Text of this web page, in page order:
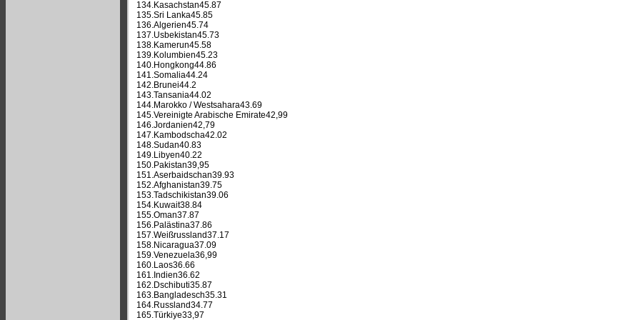
134.Kasachstan45.87
135.Sri Lanka45.85
136.Algerien45.74
137.Usbekistan45.73
138.Kamerun45.58
139.Kolumbien45.23
140.Hongkong44.86
141.Somalia44.24
142.Brunei44.2
143.Tansania44.02
144.Marokko / Westsahara43.69
145.Vereinigte Arabische Emirate42,99
146.Jordanien42,79
147.Kambodscha42.02
148.Sudan40.83
149.Libyen40.22
150.Pakistan39,95
151.Aserbaidschan39.93
152.Afghanistan39.75
153.Tadschikistan39.06
154.Kuwait38.84
155.Oman37.87
156.Palästina37.86
157.Weißrussland37.17
158.Nicaragua37.09
159.Venezuela36,99
160.Laos36.66
161.Indien36.62
162.Dschibuti35.87
163.Bangladesch35.31
164.Russland34.77
165.Türkiye33,97